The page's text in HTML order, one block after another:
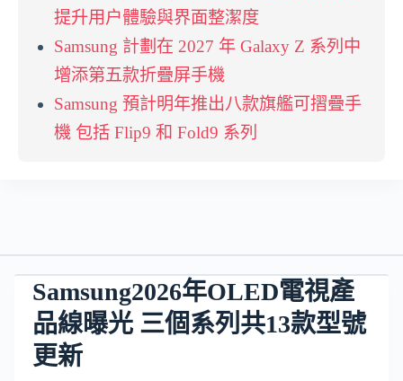
提升用户體驗與界面整潔度
Samsung 計劃在 2027 年 Galaxy Z 系列中
增添第五款折疊屏手機
Samsung 預計明年推出八款旗艦可摺疊手
機 包括 Flip9 和 Fold9 系列
Samsung2026年OLED電視產
品線曝光 三個系列共13款型號
更新